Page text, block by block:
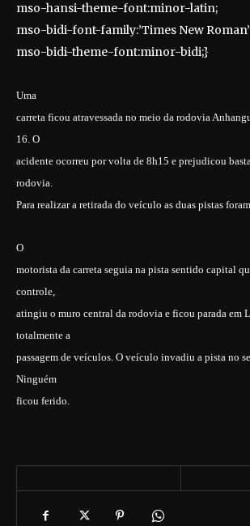
mso-hansi-theme-font:minor-latin;
mso-bidi-font-family:’Times New
mso-bidi-theme-font:minor-bidi;}
Uma
carreta ficou atravessada no meio da rodovia
16. O
acidente ocorreu por volta de 8h15 e prejudicou
rodovia.
Para realizar a retirada do veículo as duas pistas
O
motorista da carreta seguia na pista sentido capital
controle,
atingiu o muro central da rodovia e ficou parada em
totalmente a
passagem de veículos. O veículo invadiu a pista no
Ninguém
ficou ferido.